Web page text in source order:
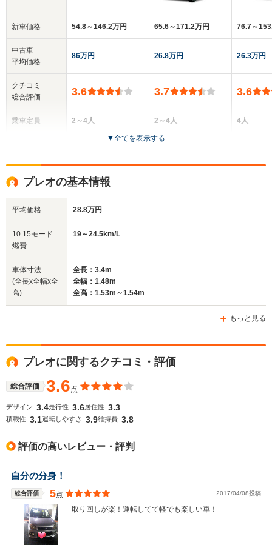
新車価格
中古車
平均価格
クチコミ
総合評価
乗車定員
サイズ
(全長x全幅x全高)
WLTCモード
燃費
54.8～146.2万円
86万円
3.6
2～4人
全高
1.38m～1.39m
全幅
1.4m
65.6～171.2万円
26.8万円
3.7
2～4人
3～5ドア
76.7～
26.3万円
3.6
4人
▼全てを表示する
プレオの基本情報
平均価格 28.8万円
10.15モード
燃費
19～24.5km/L
車体寸法
(全長x全幅x全
高)
全長：3.4m
全幅：1.48m
全高：1.53m～1.54m
もっと見る
プレオに関するクチコミ・評価
総合評価 3.6点
デザイン :3.4走行性 :3.6 居住性 :3.3
積載性 :3.1運転しやすさ :3.9維持費 :3.8
評価の高いレビュー・評判
自分の分身！
総合評価 5点 2017/04/08投稿
取り回しが楽！運転してて軽でも楽しい車！